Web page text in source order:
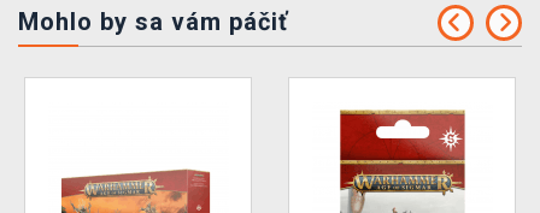
Mohlo by sa vám páčiť